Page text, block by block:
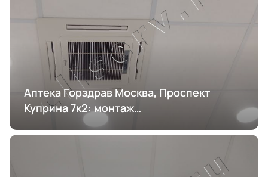
Аптека Горздрав Москва, Проспект
Куприна 7к2: монтаж
кондиционирования